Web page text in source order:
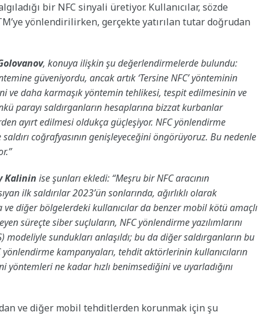
bir NFC sinyali üretiyor. Kullanıcılar, sözde
yönlendirilirken, gerçekte yatırılan tutar doğrudan
, konuya ilişkin şu değerlendirmelerde bulundu:
güveniyordu, ancak artık ‘Tersine NFC’ yönteminin
ve daha karmaşık yöntemin tehlikesi, tespit edilmesinin ve
parayı saldırganların hesaplarına bizzat kurbanlar
ayırt edilmesi oldukça güçleşiyor. NFC yönlendirme
coğrafyasının genişleyeceğini öngörüyoruz. Bu nedenle
Kalinin ise şunları ekledi: “Meşru bir NFC aracının
ilk saldırılar 2023’ün sonlarında, ağırlıklı olarak
diğer bölgelerdeki kullanıcılar da benzer mobil kötü amaçlı
süreçte siber suçluların, NFC yönlendirme yazılımlarını
modeliyle sundukları anlaşıldı; bu da diğer saldırganların bu
kampanyaları, tehdit aktörlerinin kullanıcıların
ne kadar hızlı benimsediğini ve uyarladığını
ve diğer mobil tehditlerden korunmak için şu